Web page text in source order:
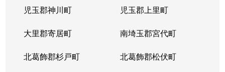
児玉郡神川町 児玉郡上里町
大里郡寄居町 南埼玉郡宮代町
北葛飾郡杉戸町 北葛飾郡松伏町